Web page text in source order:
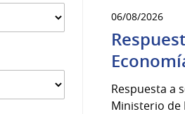
06/08/2026
Respuesta a
Ministerio de